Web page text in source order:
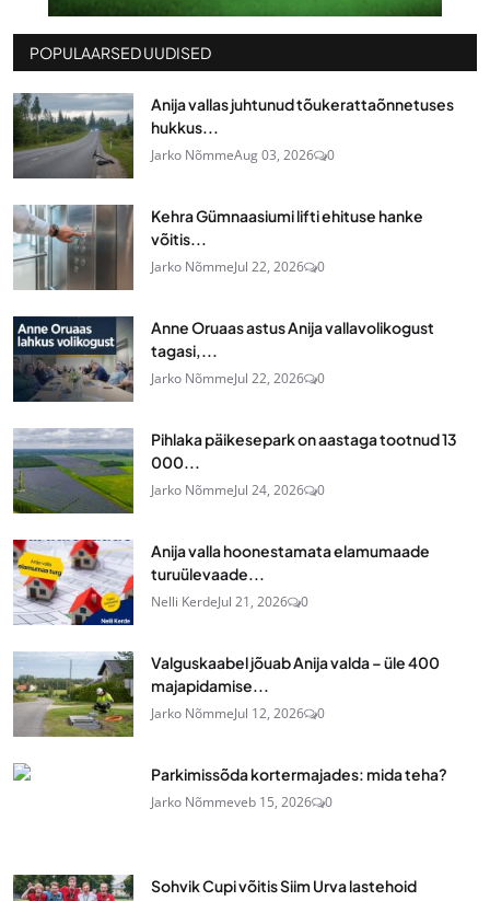
POPULAARSED UUDISED
Anija vallas juhtunud tõukerattaõnnetuses
hukkus...
Jarko NõmmeAug 03, 2026 0
Kehra Gümnaasiumi lifti ehituse hanke
võitis...
Jarko NõmmeJul 22, 2026 0
Anne Oruaas astus Anija vallavolikogust
tagasi,...
Jarko NõmmeJul 22, 2026 0
Pihlaka päikesepark on aastaga tootnud 13
000...
Jarko NõmmeJul 24, 2026 0
Anija valla hoonestamata elamumaade
turuülevaade...
Nelli KerdeJul 21, 2026 0
Valguskaabel jõuab Anija valda – üle 400
majapidamise...
Jarko NõmmeJul 12, 2026 0
Parkimissõda kortermajades: mida teha?
Jarko Nõmmeveb 15, 2026 0
Sohvik Cupi võitis Siim Urva lastehoid